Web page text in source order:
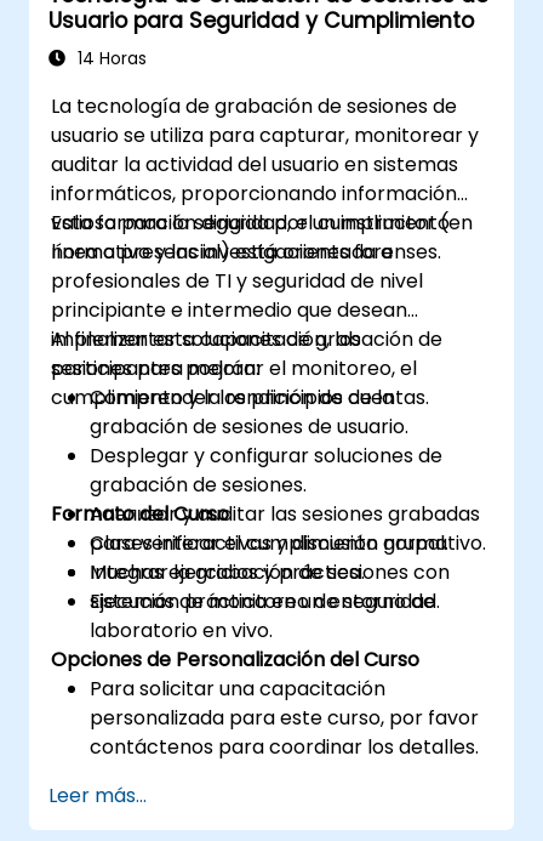
Usuario para Seguridad y Cumplimiento
14 Horas
La tecnología de grabación de sesiones de
usuario se utiliza para capturar, monitorear y
auditar la actividad del usuario en sistemas
informáticos, proporcionando información
valiosa para la seguridad, el cumplimiento
normativo y las investigaciones forenses.
Esta formación dirigida por un instructor (en
línea o presencial) está orientada a
profesionales de TI y seguridad de nivel
principiante e intermedio que desean
implementar soluciones de grabación de
sesiones para mejorar el monitoreo, el
cumplimiento y la rendición de cuentas.
Al finalizar esta capacitación, los
participantes podrán:
Comprender los principios de la
grabación de sesiones de usuario.
Desplegar y configurar soluciones de
grabación de sesiones.
Anализar y auditar las sesiones grabadas
para verificar el cumplimiento normativo.
Integrar la grabación de sesiones con
sistemas de monitoreo de seguridad.
Formato del Curso
Clases interactivas y discusión grupal.
Muchas ejercicios y práctica.
Ejecución práctica en un entorno de
laboratorio en vivo.
Opciones de Personalización del Curso
Para solicitar una capacitación
personalizada para este curso, por favor
contáctenos para coordinar los detalles.
Leer más...